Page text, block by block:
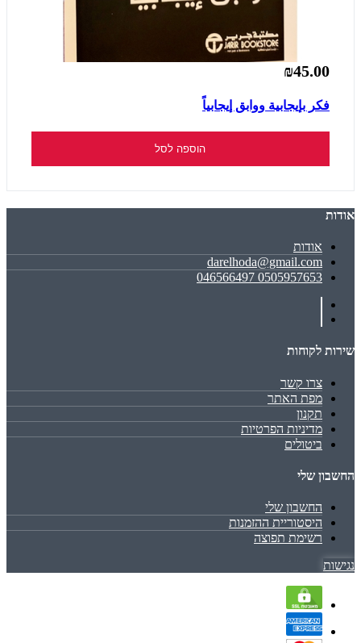
₪45.00
فكر بإيجابية ووابق إيجابياً
הוספה לסל
אודות
אודות
darelhoda@gmail.com
0505957653 046566497
שירות לקוחות
צרו קשר
מפת האתר
תקנון
מדיניות הפרטיות
ביטולים
החשבון שלי
החשבון שלי
היסטוריית ההזמנות
רשימת תפוצה
נגישות